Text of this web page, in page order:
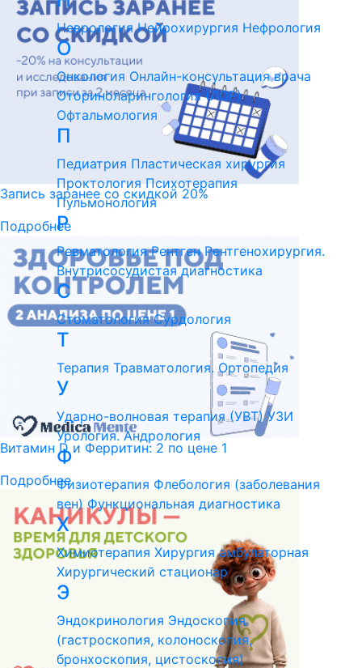
Запись заранее со скидкой 20%
Подробнее
Витамин D и Ферритин: 2 по цене 1
Подробнее
Неврология Нейрохирургия Нефрология
О
Онкология Онлайн-консультация врача
Оториноларингология (ЛОР)
Офтальмология
П
Педиатрия Пластическая хирургия
Проктология Психотерапия
Пульмонология
Р
Ревматология Рентген Рентгенохирургия.
Внутрисосудистая диагностика
С
Стоматология Сурдология
Т
Терапия Травматология. Ортопедия
У
Ударно-волновая терапия (УВТ) УЗИ
Урология. Андрология
Ф
Физиотерапия Флебология (заболевания
вен) Функциональная диагностика
Х
Химиотерапия Хирургия амбулаторная
Хирургический стационар
Э
Эндокринология Эндоскопия
(гастроскопия, колоноскопия,
бронхоскопия, цистоскопия)